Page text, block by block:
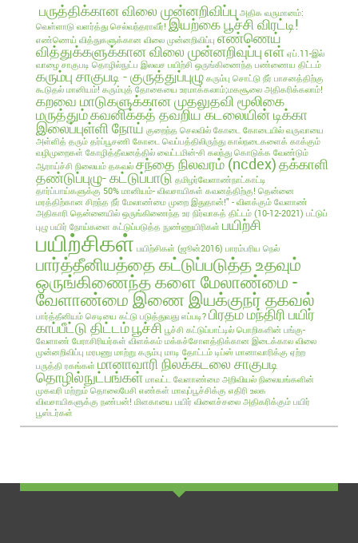
பருத்திக்கான விலை முன்னறிவிப்பு அதிக வருமானம்:
வெள்ளாடு வளர்த்து செல்வந்தராவீர்! இயற்கை பூச்சி விரட்டி!
எண்ணெய் வித்துகளுக்கான விலை முன்னறிவிப்பு எண்ணெய்
வித்துக்களுக்கான விலை முன்னறிவுப்புஎள் ஏப்.11-இல்
வாழை சாகுபடி தொழில்நுட்ப இலவச பயிற்சி ஒருங்கிணைந்த பண்ணைய திட்டம்
கரும்பு சாகுபடி - குருத்துப்புழு கரும்பு சொட்டு நீர் பாசனத்திற்கு
கூடுதல் மானியம்! கரும்புத் தோகையை உரமாக்கலாம்;மகசூலை அதிகரிக்கலாம்!
கறவை மாடுகளுக்கான முதலுதவி மூலிகை
மருத்தும்கவனிக்கத் தவறிய கடலையின் டிக்கா
இலைப்புள்ளி நோய் குறைந்த செலவில் கோடை கோடையில் வருவாயை
அள்ளித் தரும் தர்ப்பூசணி கோடை வெப்பத்திலிருந்து கால்நடைகளைக் காக்கும்
வழிமுறைகள் கோழித்தீவனத்தில் வைட்டமின்-சி கலந்து கொடுக்க வேண்டும்
ஆராய்ச்சி நிலையம் தகவல் சந்தை நிலவரம் (ncdex)தக்காளி
தண்டுப்புழு- கட்டுப்பாடு தமிழர்வேளாண்நாட்காட்டி
தார்ப்பாய்களுக்கு 50% மானியம்- விவசாயிகள் கவனத்திற்கு! தென்னை
மரத்திற்கான சிறந்த நீர் மேலாண்மை முறை இதுதான்!" - விளக்கும் வேளாண்
அதிகாரி தென்னையில் ஒருங்கிணைந்த உர நிர்வாகத் திட்டம் (10-12-2021) பட்டுப்
புழு பயிர் நோய்களை கட்டுப்படுத்த நுண்ணுயிரிகள் பயிற்சி
பயிற்சிகள் பயிற்சிகள் (ஜூன்2016) பாரம்பரிய நெல்
பார்த்தீனியத்தை கட்டுப்படுத்த உதவும்
ஒருங்கிணைந்த களை மேலாண்மை -
வேளாண்மை இணை இயக்குநர் தகவல்
பார்த்தீனியம் செடியை கட்டு படுத்துவது எப்படி? பிரதம மந்திரி பயிர்
காப்பீட்டு திட்டம்பூச்சி பூச்சி கட்டுப்பாட்டில் பொறிகளின் பங்கு-
வேளாண் பேராசிரியர்கள் விளக்கம் மக்கச்சோளத்திக்கான இடைக்கால விலை
முன்னறிவிப்பு மரபணு மாற்று கரும்பு மாடி தோட்டம் டிப்ஸ் மானாவாரிக்கு ஏற்ற
பருத்தி ரகங்கள் மானாவாரி நிலக்கடலை சாகுபடி
தொழில்நுட்பங்கள் மாவட்ட வேளாண்மை அறிவியல் நிலையங்களின்
முகவரி மற்றும் தொலைபேசி எண்கள் மாவுப்பூச்சிக்கு எதிரி உலக
விவசாயிகளுக்கு நண்பன்! மிளகாயை பயிர் விளைச்சலை அதிகரிக்கும் பயிர்
பூஸ்டர்கள்